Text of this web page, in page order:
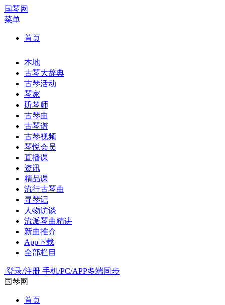
国琴网
菜单
首页
本地
古琴大辞典
古琴活动
琴家
斫琴师
古琴曲
古琴谱
古琴视频
琴悦会员
直播课
资讯
精品课
流行古琴曲
寻琴记
人物访谈
流派琴曲精讲
新曲推介
App下载
全部栏目
登录/注册 手机/PC/APP多端同步
国琴网
首页